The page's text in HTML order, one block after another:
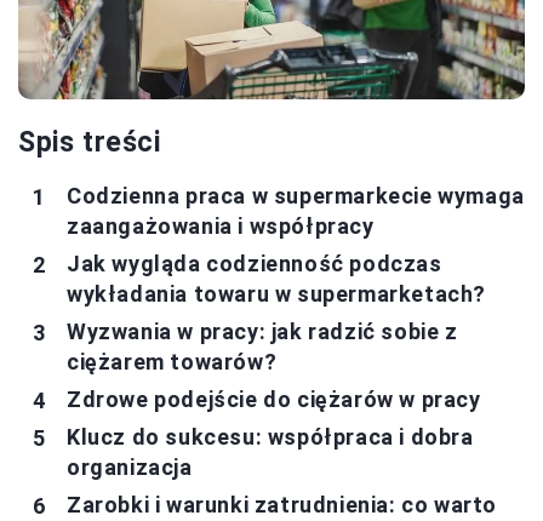
Spis treści
Codzienna praca w supermarkecie wymaga
zaangażowania i współpracy
Jak wygląda codzienność podczas
wykładania towaru w supermarketach?
Wyzwania w pracy: jak radzić sobie z
ciężarem towarów?
Zdrowe podejście do ciężarów w pracy
Klucz do sukcesu: współpraca i dobra
organizacja
Zarobki i warunki zatrudnienia: co warto